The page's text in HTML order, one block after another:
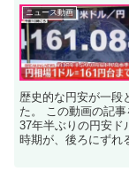
ニュース動画
歴史的な円安が一段
た。 この動画の記
37年半ぶりの円安ド
時期が、後ろにずれ